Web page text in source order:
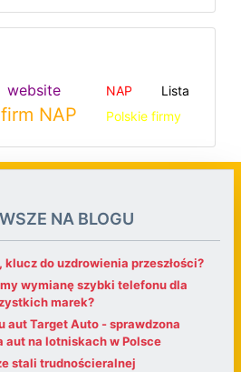
website NAP
Lista
NAP Polskie firmy
NA BLOGU
do uzdrowienia przeszłości?
wymianę szybki telefonu dla
marek?
aut Target Auto - sprawdzona
aut na lotniskach w Polsce
stali trudnościeralnej